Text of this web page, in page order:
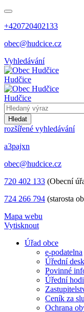
+420720402133
obec@hudcice.cz
Vyhledávání
Hudčice
Hudčice
Hledat
rozšířené vyhledávání
a3pajxn
obec@hudcice.cz
720 402 133 (Obecní
724 266 794 (starosta
Mapa webu
Vytisknout
Úřad obce
e-podatelna
Úřední
Povinné
Úřední
Ceník za
Ochrana